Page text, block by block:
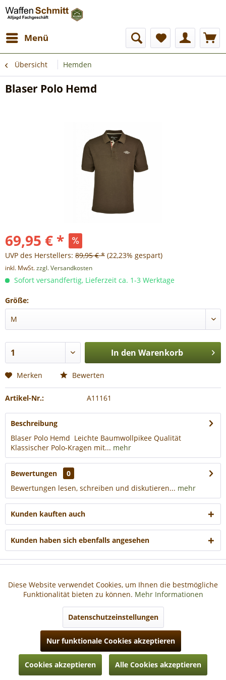
Menü
Übersicht Hemden
Blaser Polo Hemd
69,95 € *
UVP des Herstellers: 89,95 € * (22,23% gespart)
inkl. MwSt.zzgl. Versandkosten
Sofort versandfertig, Lieferzeit ca. 1-3 Werktage
Größe:
In den Warenkorb
Merken Bewerten
Artikel-Nr.: A11161
Beschreibung
Blaser Polo Hemd Leichte Baumwollpikee Qualität
Klassischer Polo-Kragen mit... mehr
Bewertungen
0
Bewertungen lesen, schreiben und diskutieren... mehr
Kunden kauften auch
Kunden haben sich ebenfalls angesehen
Funktionale Aktiv
Aktiv
Personalisierung Aktiv
Diese Website verwendet Cookies, um Ihnen die bestmögliche
Funktionalität bieten zu können. Mehr Informationen
Datenschutzeinstellungen
Nur funktionale Cookies akzeptieren
Cookies akzeptieren Alle Cookies akzeptieren